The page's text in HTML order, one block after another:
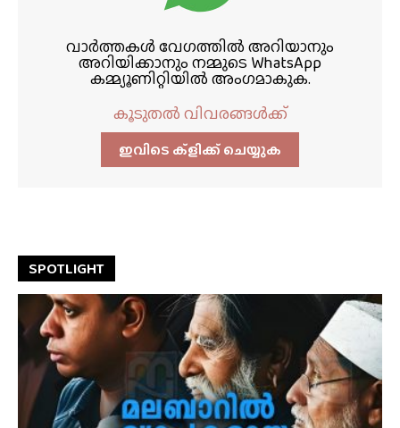
വാർത്തകൾ വേഗത്തിൽ അറിയാനും
അറിയിക്കാനും നമ്മുടെ WhatsApp
കമ്മ്യൂണിറ്റിയിൽ അംഗമാകുക.
കൂടുതൽ വിവരങ്ങൾക്ക്
ഇവിടെ ക്ളിക്ക്‌ ചെയ്യുക
SPOTLIGHT